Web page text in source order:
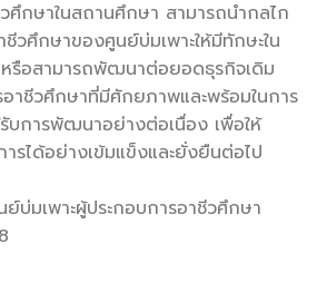
วศึกษาในสถานศึกษา สามารถนำกลไก
วศึกษาของศูนย์บ่มเพาะให้มีทักษะใน
หรือสามารถพัฒนาต่อยอดธุรกิจเดิม
าชีวศึกษาที่มีศักยภาพและพร้อมในการ
รับการพัฒนาอย่างต่อเนื่อง เพื่อให้
รได้อย่างเข้มแข็งและยั่งยืนต่อไป
บ่มเพาะผู้ประกอบการอาชีวศึกษา